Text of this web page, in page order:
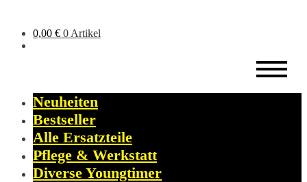
0,00 € 0 Artikel
Neuheiten
Bestseller
Alle Ersatzteile
Pflege & Werkstatt
Diverse Youngtimer